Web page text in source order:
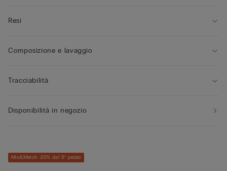
Resi
Composizione e lavaggio
Tracciabilità
Disponibilità in negozio
Mix&Match -20% dal 5° pezzo